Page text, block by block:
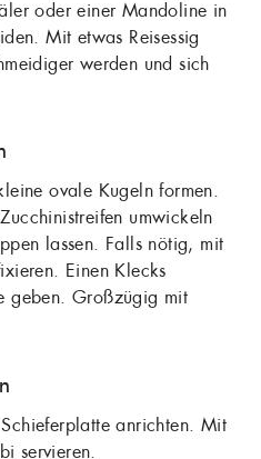
oder einer Mandoline in
Mit etwas Reisessig
werden und sich
ovale Kugeln formen.
umwickeln
lassen. Falls nötig, mit
Einen Klecks
geben. Großzügig mit
anrichten. Mit
servieren.